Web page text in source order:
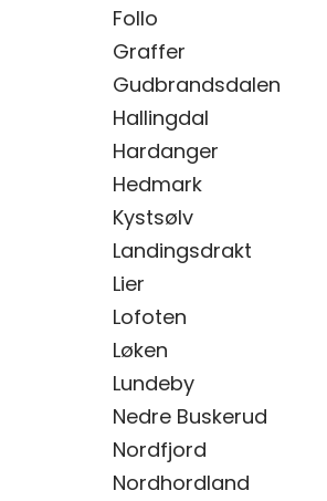
Follo
Graffer
Gudbrandsdalen
Hallingdal
Hardanger
Hedmark
Kystsølv
Landingsdrakt
Lier
Lofoten
Løken
Lundeby
Nedre Buskerud
Nordfjord
Nordhordland